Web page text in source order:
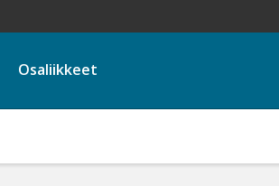
Osaliikkeet